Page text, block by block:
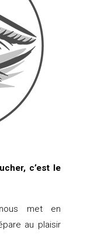
c’est le
met en
au plaisir